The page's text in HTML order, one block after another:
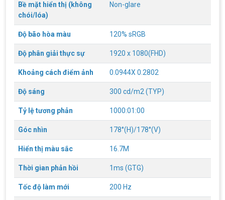
Bề mặt hiển thị (không
chói/lóa)
Non-glare
Độ bão hòa màu 120% sRGB
Độ phân giải thực sự 1920 x 1080(FHD)
Khoảng cách điểm ảnh 0.0944X 0.2802
Độ sáng 300 cd/m2 (TYP)
Tỷ lệ tương phản 1000:01:00
Góc nhìn 178°(H)/178°(V)
Hiển thị màu sắc 16.7M
Thời gian phản hồi 1ms (GTG)
Tốc độ làm mới 200 Hz